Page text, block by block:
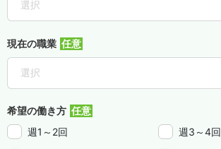
現在の職業
希望の働き方
週1～2回
週3～4回